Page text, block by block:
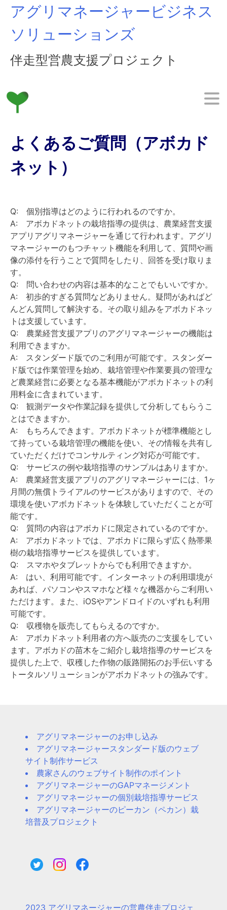
Skip
content
アグリマネージャービジネス
ソリューションズ
伴走型営農支援プロジェクト
よくあるご質問（アボカド
ネット）
Q: 個別指導はどのように行われるのですか。
A: アボカドネットの栽培指導の提供は、農業経営支援
アプリアグリマネージャーを通じて行われます。アグリ
マネージャーのもつチャット機能を利用して、質問や画
像の添付を行うことで質問をしたり、回答を受け取りま
す。
Q: 問い合わせの内容は基本的なことでもいいですか。
A: 初歩的すぎる質問などありません。疑問があればど
んどん質問して解決する。その取り組みをアボカドネッ
トは支援しています。
Q: 農業経営支援アプリのアグリマネージャーの機能は
利用できますか。
A: スタンダード版でのご利用が可能です。スタンダー
ド版では作業管理を始め、栽培管理や作業要員の管理な
ど農業経営に必要となる基本機能がアボカドネットの利
用料金に含まれています。
Q: 観測データや作業記録を提供して分析してもらうこ
とはできますか。
A: もちろんできます。アボカドネットが標準機能とし
て持っている栽培管理の機能を使い、その情報を共有し
ていただくだけでコンサルティング対応が可能です。
Q: サービスの例や栽培指導のサンプルはありますか。
A: 農業経営支援アプリのアグリマネージャーには、1ヶ
月間の無償トライアルのサービスがありますので、その
環境を使いアボカドネットを体験していただくことが可
能です。
Q: 質問の内容はアボカドに限定されているのですか。
A: アボカドネットでは、アボカドに限らず広く熱帯果
樹の栽培指導サービスを提供しています。
Q: スマホやタブレットからでも利用できますか。
A: はい、利用可能です。インターネットの利用環境が
あれば、パソコンやスマホなど様々な機器からご利用い
ただけます。また、iOSやアンドロイドのいずれも利用
可能です。
Q: 収穫物を販売してもらえるのですか。
A: アボカドネット利用者の方へ販売のご支援をしてい
ます。アボカドの苗木をご紹介し栽培指導のサービスを
提供した上で、収穫した作物の販路開拓のお手伝いする
トータルソリューションがアボカドネットの強みです。
アグリマネージャーのお申し込み
アグリマネージャースタンダード版のウェブ
サイト制作サービス
農家さんのウェブサイト制作のポイント
アグリマネージャーのGAPマネージメント
アグリマネージャーの個別栽培指導サービス
アグリマネージャーのピーカン（ペカン）栽
培普及プロジェクト
2023 アグリマネージャーの営農伴走プロジェ